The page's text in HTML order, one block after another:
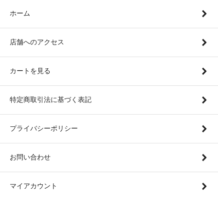
ホーム
店舗へのアクセス
カートを見る
特定商取引法に基づく表記
プライバシーポリシー
お問い合わせ
マイアカウント